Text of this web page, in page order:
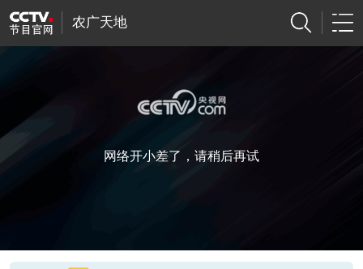
农广天地
网络开小差了，请稍后再试